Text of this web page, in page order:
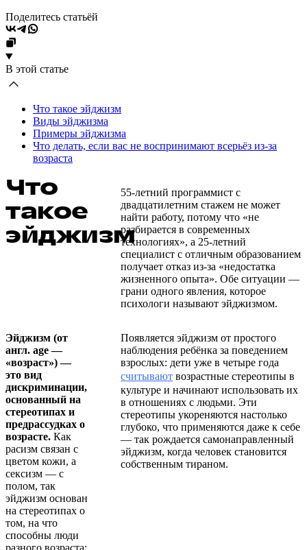
Поделитесь статьёй
В этой статье
Что такое эйджизм
Виды эйджизма
Примеры эйджизма
Что делать, если вас не воспринимают всерьёз из-за
возраста
Что
такое
эйджизм
55-летний программист с
двадцатилетним стажем не может
найти работу, потому что «не
разбирается в современных
технологиях», а 25-летний
специалист с отличным образованием
получает отказ из-за «недостатка
жизненного опыта». Обе ситуации —
грани одного явления, которое
психологи называют эйджизмом.
Эйджизм (от
англ. age —
«возраст») —
это вид
дискриминации,
основанный на
стереотипах и
предрассудках о
возрасте. Как
расизм связан с
цветом кожи, а
сексизм — с
полом, так
эйджизм основан
на стереотипах о
том, на что
способны люди
разного возраста:
Появляется эйджизм от простого
наблюдения ребёнка за поведением
взрослых: дети уже в четыре года
считывают возрастные стереотипы в
культуре и начинают использовать их
в отношениях с людьми. Эти
стереотипы укореняются настолько
глубоко, что применяются даже к себе
— так рождается самонаправленный
эйджизм, когда человек становится
собственным тираном.